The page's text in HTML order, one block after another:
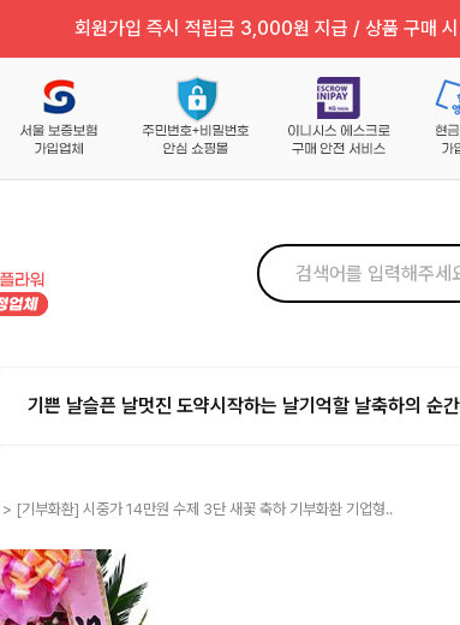
회원가입 즉시 적립금 3,000원 지급 / 상품 구매
기쁜 날슬픈 날멋진 도약시작하는 날기억할 날축하의 순간
> [기부화환] 시중가 14만원 수제 3단 새꽃 축하 기부화환 기업형..